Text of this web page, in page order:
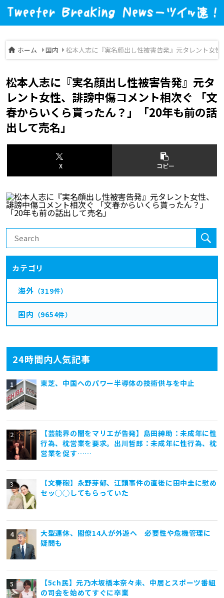
ホーム 国内 松本人志に『実名顔出し性被害告発』元タレント女
24時間内人気記事
東芝、中国へのパワー半導体の技術供与を中止
【芸能界の闇をマリエが告発】島田紳助：未成年に性
行為、枕営業を要求。出川哲郎：未成年に性行為、枕
営業を促す……
【文春砲】永野芽郁、江頭事件の直後に田中圭に慰め
セッ◯◯してもらっていた
大型連休、閣僚14人が外遊へ 必要性や危機管理に
疑問も
【5ch民】元乃木坂橋本奈々未、中居とスポーツ番組
の司会を始めてすぐに卒業
松本人志に『実名顔出し性被害告発』元タ
レント女性、誹謗中傷コメント相次ぐ 「文
春からいくら貰ったん？」「20年も前の話
出して売名」
X コピー
カテゴリ
海外 （319件）
国内 （9654件）